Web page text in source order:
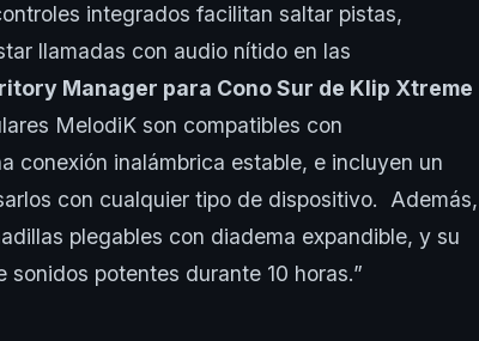
integrados facilitan saltar pistas,
llamadas con audio nítido en las
Manager para Cono Sur de Klip Xtreme
MelodiK son compatibles con
conexión inalámbrica estable, e incluyen un
con cualquier tipo de dispositivo. Además,
plegables con diadema expandible, y su
potentes durante 10 horas.”